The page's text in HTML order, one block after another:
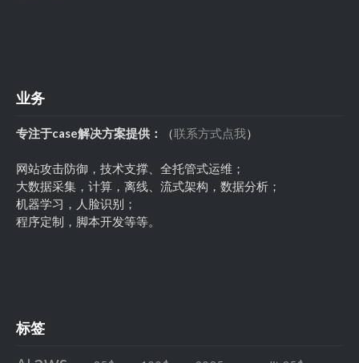
业务
专注于case解决方案提供： （联系方式点我）
网站攻击防御，技术支撑、全托管式运维；
大数据采集，计算，离线、流式架构，数据分析；
机器学习，人脸识别；
程序定制，脚本开发等等。
标签